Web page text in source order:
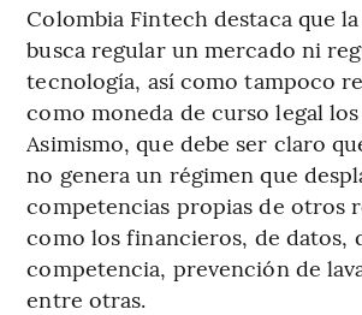
Colombia Fintech destaca que
busca regular un mercado ni
tecnología, así como tampoco
como moneda de curso legal
Asimismo, que debe ser claro
no genera un régimen que
competencias propias de otros
como los financieros, de datos,
competencia, prevención de
entre otras.